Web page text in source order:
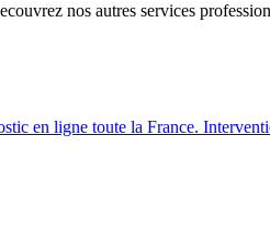
nos autres services
en ligne toute la France.